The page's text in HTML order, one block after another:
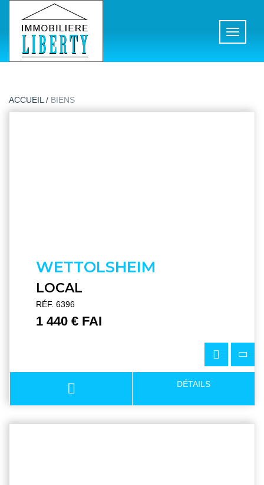
Toggle
ACCUEIL / BIENS
WETTOLSHEIM
LOCAL
RÉF. 6396
1 440 € FAI
DÉTAILS